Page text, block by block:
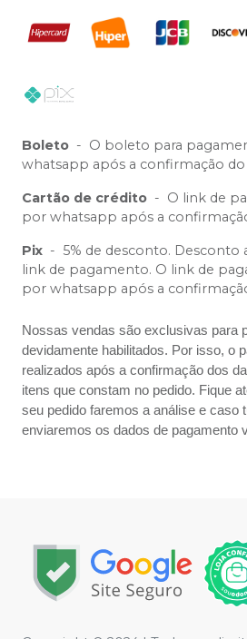
Boleto - O boleto para
whatsapp após a confirmação do
Cartão de crédito - O link de
por whatsapp após a
Pix - 5% de desconto. Desconto
link de pagamento. O link de
por whatsapp após a
Nossas vendas são exclusivas para
devidamente habilitados. Por isso, o
realizados após a confirmação dos
itens que constam no pedido. Fique
seu pedido faremos a análise e caso
enviaremos os dados de pagamento